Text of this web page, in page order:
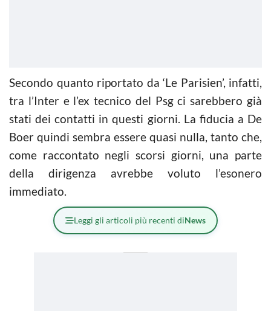
Secondo quanto riportato da ‘Le Parisien’, infatti,
tra l’Inter e l’ex tecnico del Psg ci sarebbero già
stati dei contatti in questi giorni. La fiducia a De
Boer quindi sembra essere quasi nulla, tanto che,
come raccontato negli scorsi giorni, una parte
della dirigenza avrebbe voluto l’esonero
immediato.
Leggi gli articoli più recenti diNews